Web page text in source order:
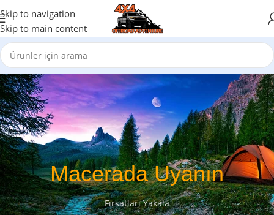
Skip to navigation
Skip to main content
Macerada Uyanın
Fırsatları Yakala